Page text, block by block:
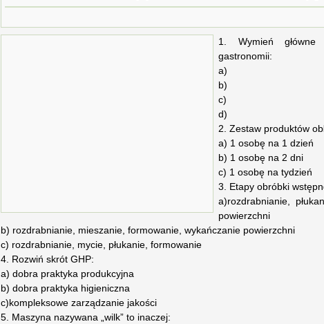
1. Wymień główne
gastronomii:
a)
b)
c)
d)
2. Zestaw produktów
a) 1 osobę na 1 dzień
b) 1 osobę na 2 dni
c) 1 osobę na tydzień
3. Etapy obróbki
a)rozdrabnianie,
powierzchni
b) rozdrabnianie, mieszanie, formowanie, wykańczanie powierzchni
c) rozdrabnianie, mycie, płukanie, formowanie
4. Rozwiń skrót GHP:
a) dobra praktyka produkcyjna
b) dobra praktyka higieniczna
c)kompleksowe zarządzanie jakości
5. Maszyna nazywana „wilk” to inaczej: